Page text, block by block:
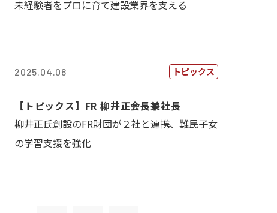
未経験者をプロに育て建設業界を支える
2025.04.08 トピックス
【トピックス】FR 柳井正会長兼社長
柳井正氏創設のFR財団が２社と連携、難民子女
の学習支援を強化